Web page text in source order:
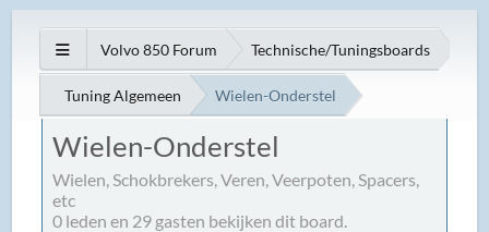
Volvo 850 Forum Technische/Tuningsboards
Tuning Algemeen Wielen-Onderstel
Wielen-Onderstel
Wielen, Schokbrekers, Veren, Veerpoten, Spacers,
etc
0 leden en 29 gasten bekijken dit board.